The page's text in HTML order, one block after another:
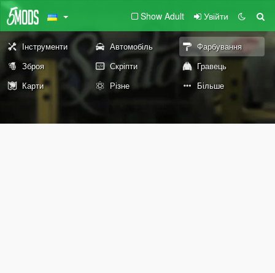
Show Adult Увійти
Інструменти Автомобіль
Фарбування
Зброя
Скріпти
Гравець
Карти
Різне Більше